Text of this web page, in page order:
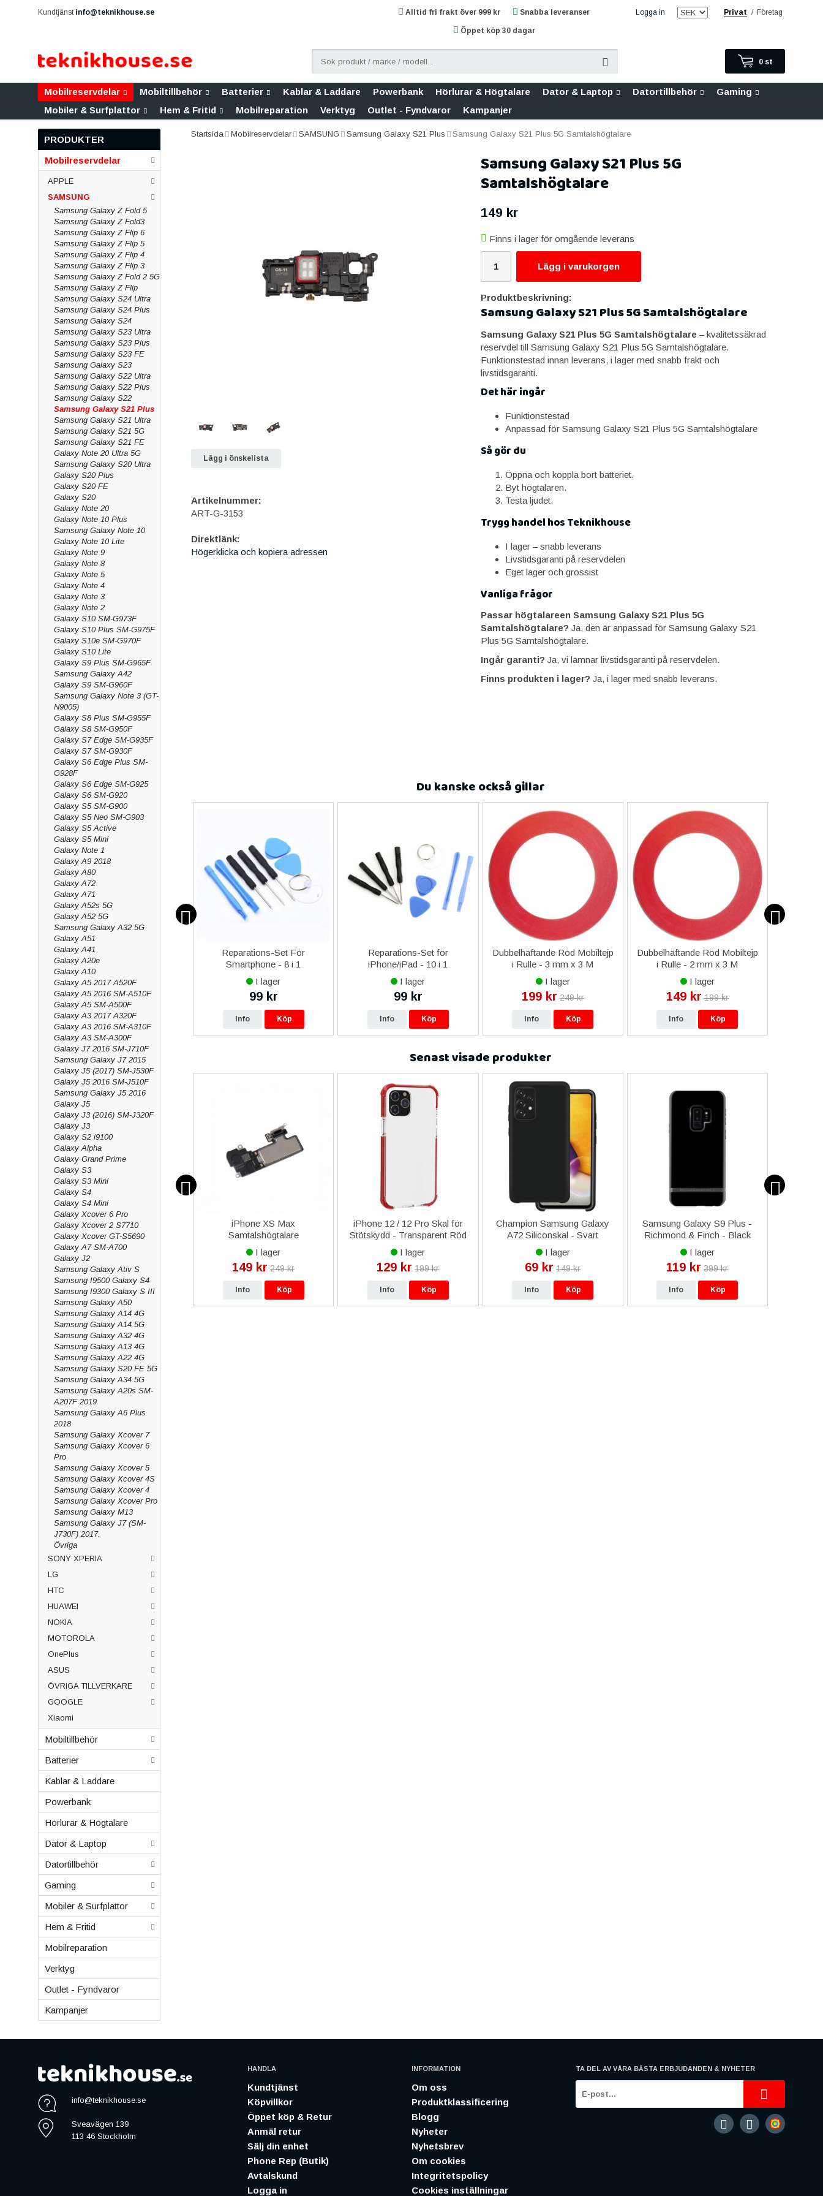
Kundtjänst info@teknikhouse.se Logga in Privat / Företag
Alltid fri frakt över 999 kr Snabba leveranser
Öppet köp 30 dagar
0 st
Mobilreservdelar Mobiltillbehör Batterier Kablar & Laddare Powerbank Hörlurar & Högtalare Dator & Laptop Datortillbehör
Gaming
Mobiler & Surfplattor
Hem & Fritid Mobilreparation Verktyg Outlet - Fyndvaror Kampanjer
PRODUKTER
Mobilreservdelar
APPLE
SAMSUNG
Samsung Galaxy Z Fold 5
Samsung Galaxy Z Fold3
Samsung Galaxy Z Flip 6
Samsung Galaxy Z Flip 5
Samsung Galaxy Z Flip 4
Samsung Galaxy Z Flip 3
Samsung Galaxy Z Fold 2 5G
Samsung Galaxy Z Flip
Samsung Galaxy S24 Ultra
Samsung Galaxy S24 Plus
Samsung Galaxy S24
Samsung Galaxy S23 Ultra
Samsung Galaxy S23 Plus
Samsung Galaxy S23 FE
Samsung Galaxy S23
Samsung Galaxy S22 Ultra
Samsung Galaxy S22 Plus
Samsung Galaxy S22
Samsung Galaxy S21 Plus
Samsung Galaxy S21 Ultra
Samsung Galaxy S21 5G
Samsung Galaxy S21 FE
Galaxy Note 20 Ultra 5G
Samsung Galaxy S20 Ultra
Galaxy S20 Plus
Galaxy S20 FE
Galaxy S20
Galaxy Note 20
Galaxy Note 10 Plus
Samsung Galaxy Note 10
Galaxy Note 10 Lite
Galaxy Note 9
Galaxy Note 8
Galaxy Note 5
Galaxy Note 4
Galaxy Note 3
Galaxy Note 2
Galaxy S10 SM-G973F
Galaxy S10 Plus SM-G975F
Galaxy S10e SM-G970F
Galaxy S10 Lite
Galaxy S9 Plus SM-G965F
Samsung Galaxy A42
Galaxy S9 SM-G960F
Samsung Galaxy Note 3 (GT-
N9005)
Galaxy S8 Plus SM-G955F
Galaxy S8 SM-G950F
Galaxy S7 Edge SM-G935F
Galaxy S7 SM-G930F
Galaxy S6 Edge Plus SM-
G928F
Galaxy S6 Edge SM-G925
Galaxy S6 SM-G920
Galaxy S5 SM-G900
Galaxy S5 Neo SM-G903
Galaxy S5 Active
Galaxy S5 Mini
Galaxy Note 1
Galaxy A9 2018
Galaxy A80
Galaxy A72
Galaxy A71
Galaxy A52s 5G
Galaxy A52 5G
Samsung Galaxy A32 5G
Galaxy A51
Galaxy A41
Galaxy A20e
Galaxy A10
Galaxy A5 2017 A520F
Galaxy A5 2016 SM-A510F
Galaxy A5 SM-A500F
Galaxy A3 2017 A320F
Galaxy A3 2016 SM-A310F
Galaxy A3 SM-A300F
Galaxy J7 2016 SM-J710F
Samsung Galaxy J7 2015
Galaxy J5 (2017) SM-J530F
Galaxy J5 2016 SM-J510F
Samsung Galaxy J5 2016
Galaxy J5
Galaxy J3 (2016) SM-J320F
Galaxy J3
Galaxy S2 i9100
Galaxy Alpha
Galaxy Grand Prime
Galaxy S3
Galaxy S3 Mini
Galaxy S4
Galaxy S4 Mini
Galaxy Xcover 6 Pro
Galaxy Xcover 2 S7710
Galaxy Xcover GT-S5690
Galaxy A7 SM-A700
Galaxy J2
Samsung Galaxy Ativ S
Samsung I9500 Galaxy S4
Samsung I9300 Galaxy S III
Samsung Galaxy A50
Samsung Galaxy A14 4G
Samsung Galaxy A14 5G
Samsung Galaxy A32 4G
Samsung Galaxy A13 4G
Samsung Galaxy A22 4G
Samsung Galaxy S20 FE 5G
Samsung Galaxy A34 5G
Samsung Galaxy A20s SM-
A207F 2019
Samsung Galaxy A6 Plus
2018
Samsung Galaxy Xcover 7
Samsung Galaxy Xcover 6
Pro
Samsung Galaxy Xcover 5
Samsung Galaxy Xcover 4S
Samsung Galaxy Xcover 4
Samsung Galaxy Xcover Pro
Samsung Galaxy M13
Samsung Galaxy J7 (SM-
J730F) 2017.
Övriga
SONY XPERIA
LG
HTC
HUAWEI
NOKIA
MOTOROLA
OnePlus
ASUS
ÖVRIGA TILLVERKARE
GOOGLE
Xiaomi
Mobiltillbehör
Batterier
Kablar & Laddare
Powerbank
Hörlurar & Högtalare
Dator & Laptop
Datortillbehör
Gaming
Mobiler & Surfplattor
Hem & Fritid
Mobilreparation
Verktyg
Outlet - Fyndvaror
Kampanjer
Startsida Mobilreservdelar SAMSUNG Samsung Galaxy S21 Plus Samsung Galaxy S21 Plus 5G Samtalshögtalare
Samsung Galaxy S21 Plus 5G
Samtalshögtalare
149 kr
Finns i lager för omgående leverans
Lägg i varukorgen
Produktbeskrivning:
Samsung Galaxy S21 Plus 5G Samtalshögtalare
Samsung Galaxy S21 Plus 5G Samtalshögtalare – kvalitetssäkrad
reservdel till Samsung Galaxy S21 Plus 5G Samtalshögtalare.
Funktionstestad innan leverans, i lager med snabb frakt och
livstidsgaranti.
Det här ingår
Funktionstestad
Anpassad för Samsung Galaxy S21 Plus 5G Samtalshögtalare
Så gör du
Öppna och koppla bort batteriet.
Byt högtalaren.
Testa ljudet.
Trygg handel hos Teknikhouse
I lager – snabb leverans
Livstidsgaranti på reservdelen
Eget lager och grossist
Vanliga frågor
Passar högtalareen Samsung Galaxy S21 Plus 5G
Samtalshögtalare? Ja, den är anpassad för Samsung Galaxy S21
Plus 5G Samtalshögtalare.
Ingår garanti? Ja, vi lämnar livstidsgaranti på reservdelen.
Finns produkten i lager? Ja, i lager med snabb leverans.
Lägg i önskelista
Artikelnummer:
ART-G-3153
Direktlänk:
Högerklicka och kopiera adressen
Du kanske också gillar
Samsung Galaxy Xcover 5
Batteri Original
I lager
479 kr 490 kr
Info Köp
Reparations-Set För
Smartphone - 8 i 1
I lager
99 kr
Info Köp
Reparations-Set för
iPhone/iPad - 10 i 1
I lager
99 kr
Info Köp
Dubbelhäftande Röd Mobiltejp
i Rulle - 3 mm x 3 M
I lager
199 kr 249 kr
Info Köp
Dubbelhäftande Röd Mobiltejp
i Rulle - 2 mm x 3 M
I lager
149 kr 199 kr
Info Köp
Senast visade produkter
Samsung Galaxy S7 Edge
Baksida med tejp - Silver
I lager
149 kr 249 kr
Info Köp
iPhone XS Max
Samtalshögtalare
I lager
149 kr 249 kr
Info Köp
iPhone 12 / 12 Pro Skal för
Stötskydd - Transparent Röd
I lager
129 kr 199 kr
Info Köp
Champion Samsung Galaxy
A72 Siliconskal - Svart
I lager
69 kr 149 kr
Info Köp
Samsung Galaxy S9 Plus -
Richmond & Finch - Black
Out
I lager
119 kr 399 kr
Info Köp
info@teknikhouse.se
Sveavägen 139
113 46 Stockholm
HANDLA
Kundtjänst
Köpvillkor
Öppet köp & Retur
Anmäl retur
Sälj din enhet
Phone Rep (Butik)
Avtalskund
Logga in
INFORMATION
Om oss
Produktklassificering
Blogg
Nyheter
Nyhetsbrev
Om cookies
Integritetspolicy
Cookies inställningar
TA DEL AV VÅRA BÄSTA ERBJUDANDEN & NYHETER